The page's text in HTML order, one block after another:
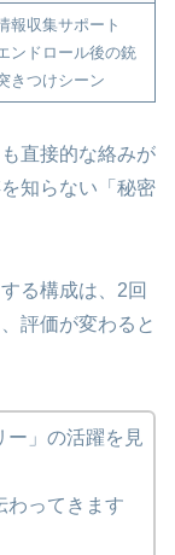
報収集サポート
ンドロール後の銃
きつけシーン
直接的な絡みが
知らない「秘密
る構成は、2回
評価が変わると
ー」の活躍を見
わってきます